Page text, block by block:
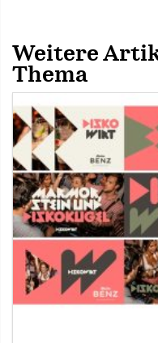
Weitere
Thema